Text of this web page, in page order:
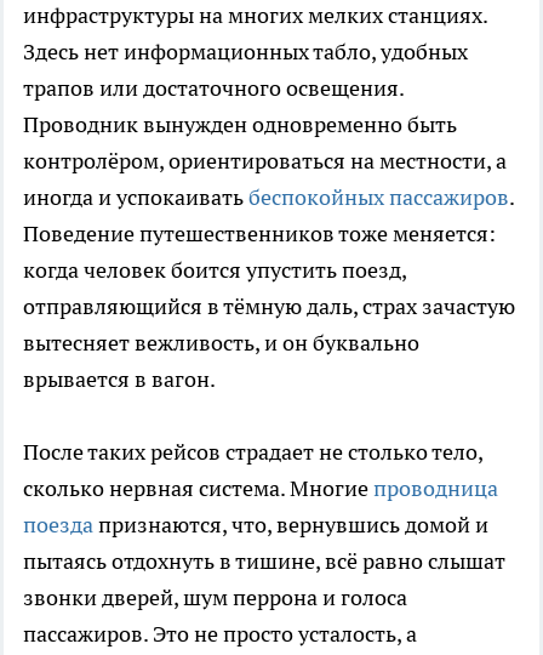
инфраструктуры на многих мелких станциях.
Здесь нет информационных табло, удобных
трапов или достаточного освещения.
Проводник вынужден одновременно быть
контролёром, ориентироваться на местности, а
иногда и успокаиватьбеспокойных пассажиров.
Поведение путешественников тоже меняется:
когда человек боится упустить поезд,
отправляющийся в тёмную даль, страх зачастую
вытесняет вежливость, и он буквально
врывается в вагон.
После таких рейсов страдает не столько тело,
сколько нервная система. Многиепроводница
поездапризнаются, что, вернувшись домой и
пытаясь отдохнуть в тишине, всё равно слышат
звонки дверей, шум перрона и голоса
пассажиров. Это не просто усталость, а